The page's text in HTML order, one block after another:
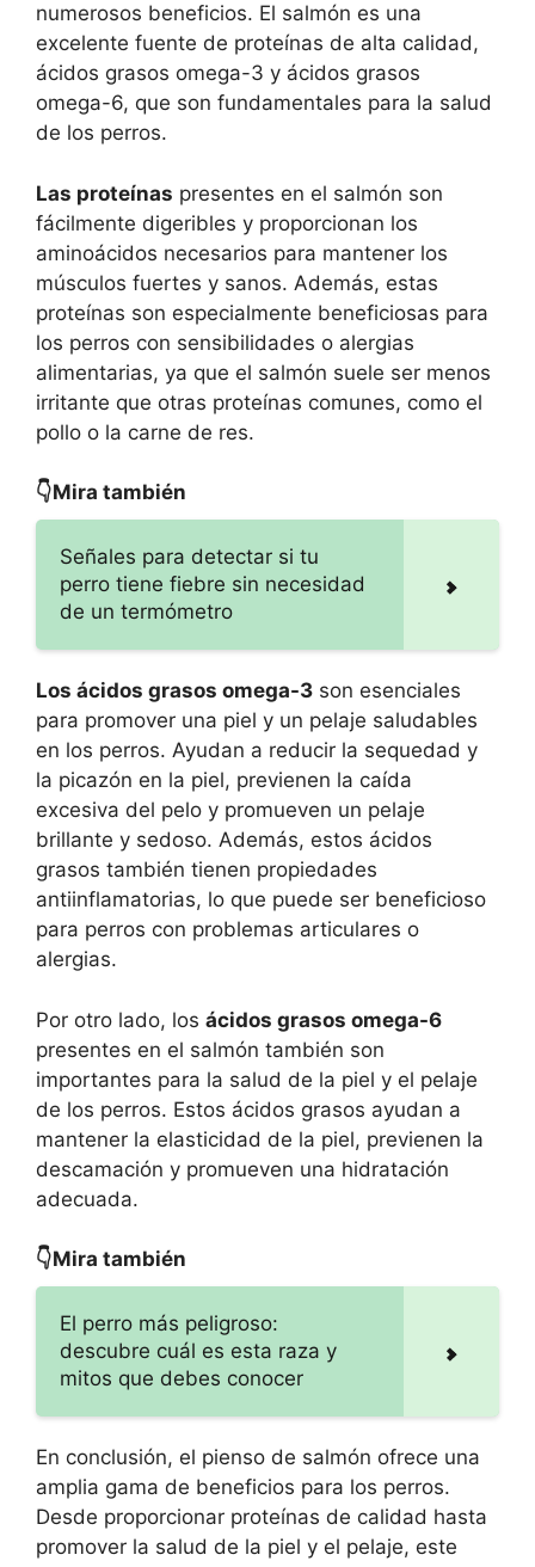
numerosos beneficios. El salmón es una
excelente fuente de proteínas de alta calidad,
ácidos grasos omega-3 y ácidos grasos
omega-6, que son fundamentales para la salud
de los perros.
Las proteínas presentes en el salmón son
fácilmente digeribles y proporcionan los
aminoácidos necesarios para mantener los
músculos fuertes y sanos. Además, estas
proteínas son especialmente beneficiosas para
los perros con sensibilidades o alergias
alimentarias, ya que el salmón suele ser menos
irritante que otras proteínas comunes, como el
pollo o la carne de res.
👇Mira también
Señales para detectar si tu
perro tiene fiebre sin necesidad
de un termómetro
Los ácidos grasos omega-3 son esenciales
para promover una piel y un pelaje saludables
en los perros. Ayudan a reducir la sequedad y
la picazón en la piel, previenen la caída
excesiva del pelo y promueven un pelaje
brillante y sedoso. Además, estos ácidos
grasos también tienen propiedades
antiinflamatorias, lo que puede ser beneficioso
para perros con problemas articulares o
alergias.
Por otro lado, los ácidos grasos omega-6
presentes en el salmón también son
importantes para la salud de la piel y el pelaje
de los perros. Estos ácidos grasos ayudan a
mantener la elasticidad de la piel, previenen la
descamación y promueven una hidratación
adecuada.
👇Mira también
El perro más peligroso:
descubre cuál es esta raza y
mitos que debes conocer
En conclusión, el pienso de salmón ofrece una
amplia gama de beneficios para los perros.
Desde proporcionar proteínas de calidad hasta
promover la salud de la piel y el pelaje, este